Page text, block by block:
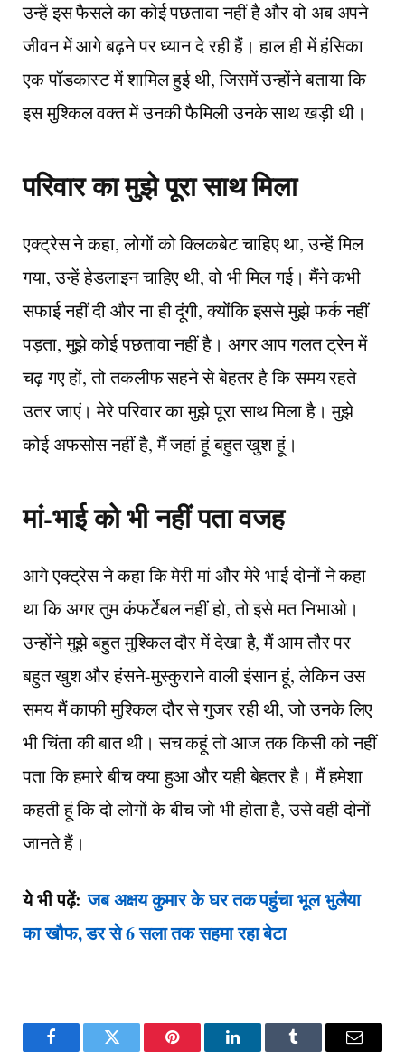
उन्हें इस फैसले का कोई पछतावा नहीं है और वो अब अपने
जीवन में आगे बढ़ने पर ध्यान दे रही हैं। हाल ही में हंसिका
एक पॉडकास्ट में शामिल हुई थी, जिसमें उन्होंने बताया कि
इस मुश्किल वक्त में उनकी फैमिली उनके साथ खड़ी थी।
परिवार का मुझे पूरा साथ मिला
एक्ट्रेस ने कहा, लोगों को क्लिकबेट चाहिए था, उन्हें मिल
गया, उन्हें हेडलाइन चाहिए थी, वो भी मिल गई। मैंने कभी
सफाई नहीं दी और ना ही दूंगी, क्योंकि इससे मुझे फर्क नहीं
पड़ता, मुझे कोई पछतावा नहीं है। अगर आप गलत ट्रेन में
चढ़ गए हों, तो तकलीफ सहने से बेहतर है कि समय रहते
उतर जाएं। मेरे परिवार का मुझे पूरा साथ मिला है। मुझे
कोई अफसोस नहीं है, मैं जहां हूं बहुत खुश हूं।
मां-भाई को भी नहीं पता वजह
आगे एक्ट्रेस ने कहा कि मेरी मां और मेरे भाई दोनों ने कहा
था कि अगर तुम कंफर्टेबल नहीं हो, तो इसे मत निभाओ।
उन्होंने मुझे बहुत मुश्किल दौर में देखा है, मैं आम तौर पर
बहुत खुश और हंसने-मुस्कुराने वाली इंसान हूं, लेकिन उस
समय मैं काफी मुश्किल दौर से गुजर रही थी, जो उनके लिए
भी चिंता की बात थी। सच कहूं तो आज तक किसी को नहीं
पता कि हमारे बीच क्या हुआ और यही बेहतर है। मैं हमेशा
कहती हूं कि दो लोगों के बीच जो भी होता है, उसे वही दोनों
जानते हैं।
ये भी पढ़ें:जब अक्षय कुमार के घर तक पहुंचा भूल भुलैया
का खौफ, डर से 6 सला तक सहमा रहा बेटा
FacebookTwitter Pinterest LinkedInTumblr Email